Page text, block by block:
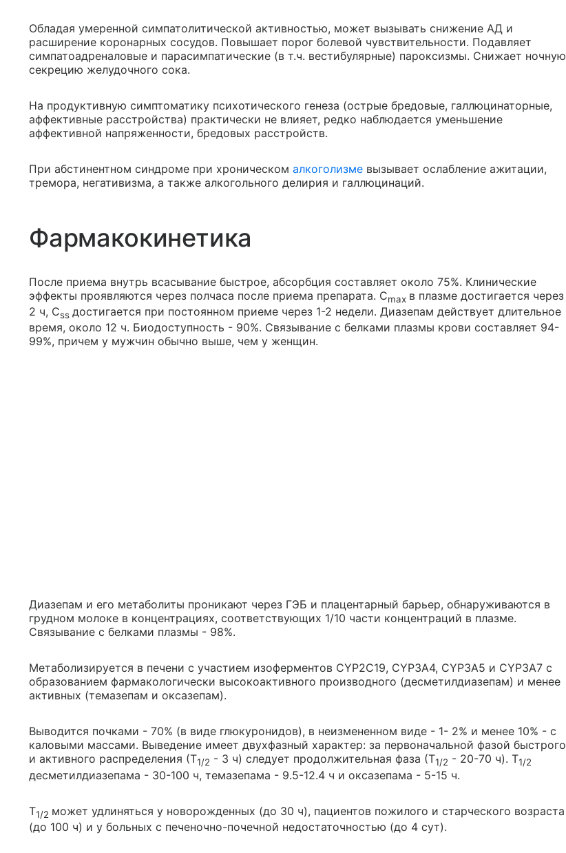
Обладая умеренной симпатолитической активностью, может вызывать снижение АД и
расширение коронарных сосудов. Повышает порог болевой чувствительности. Подавляет
симпатоадреналовые и парасимпатические (в т.ч. вестибулярные) пароксизмы. Снижает ночную
секрецию желудочного сока.
На продуктивную симптоматику психотического генеза (острые бредовые, галлюцинаторные,
аффективные расстройства) практически не влияет, редко наблюдается уменьшение
аффективной напряженности, бредовых расстройств.
При абстинентном синдроме при хроническом алкоголизме вызывает ослабление ажитации,
тремора, негативизма, а также алкогольного делирия и галлюцинаций.
Фармакокинетика
После приема внутрь всасывание быстрое, абсорбция составляет около 75%. Клинические
эффекты проявляются через полчаса после приема препарата. Cmax в плазме достигается через
2 ч, Css достигается при постоянном приеме через 1-2 недели. Диазепам действует длительное
время, около 12 ч. Биодоступность - 90%. Связывание с белками плазмы крови составляет 94-
99%, причем у мужчин обычно выше, чем у женщин.
Диазепам и его метаболиты проникают через ГЭБ и плацентарный барьер, обнаруживаются в
грудном молоке в концентрациях, соответствующих 1/10 части концентраций в плазме.
Связывание с белками плазмы - 98%.
Метаболизируется в печени с участием изоферментов CYP2C19, CYP3A4, CYP3A5 и CYP3A7 с
образованием фармакологически высокоактивного производного (десметилдиазепам) и менее
активных (темазепам и оксазепам).
Выводится почками - 70% (в виде глюкуронидов), в неизмененном виде - 1- 2% и менее 10% - с
каловыми массами. Выведение имеет двухфазный характер: за первоначальной фазой быстрого
и активного распределения (Т1/2 - 3 ч) следует продолжительная фаза (Т1/2 - 20-70 ч). Т1/2
десметилдиазепама - 30-100 ч, темазепама - 9.5-12.4 ч и оксазепама - 5-15 ч.
Т1/2 может удлиняться у новорожденных (до 30 ч), пациентов пожилого и старческого возраста
(до 100 ч) и у больных с печеночно-почечной недостаточностью (до 4 сут).